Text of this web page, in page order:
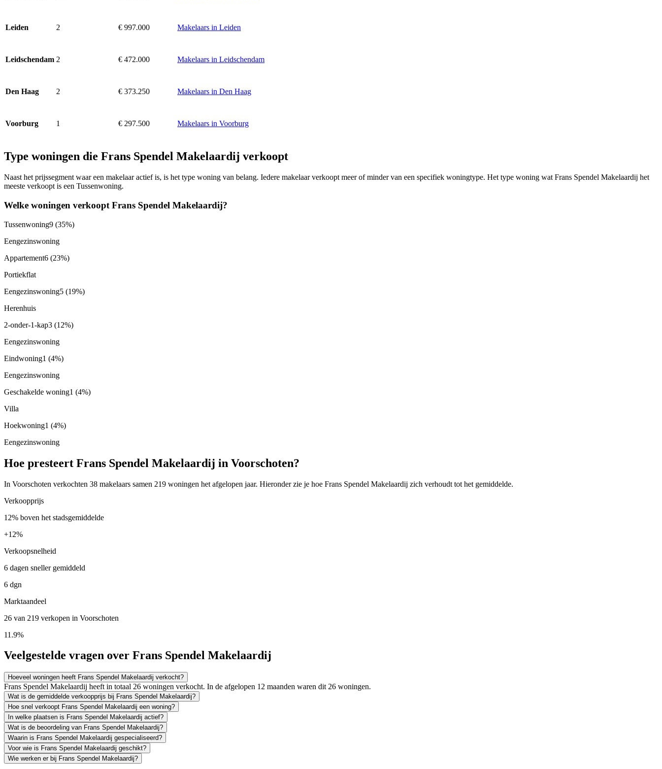
Leiden 2 € 997.000 Makelaars in Leiden
Leidschendam 2 € 472.000 Makelaars in Leidschendam
Den Haag 2 € 373.250 Makelaars in Den Haag
Voorburg 1 € 297.500 Makelaars in Voorburg
Type woningen die Frans Spendel Makelaardij verkoopt
Naast het prijssegment waar een makelaar actief is, is het type woning van belang. Iedere makelaar verkoopt meer of minder van een specifiek woningtype. Het type woning wat Frans Spendel Makelaardij het
meeste verkoopt is een Tussenwoning.
Welke woningen verkoopt Frans Spendel Makelaardij?
Tussenwoning9 (35%)
Eengezinswoning
Appartement6 (23%)
Portiekflat
Eengezinswoning5 (19%)
Herenhuis
2-onder-1-kap3 (12%)
Eengezinswoning
Eindwoning1 (4%)
Eengezinswoning
Geschakelde woning1 (4%)
Villa
Hoekwoning1 (4%)
Eengezinswoning
Hoe presteert Frans Spendel Makelaardij in Voorschoten?
In Voorschoten verkochten 38 makelaars samen 219 woningen het afgelopen jaar. Hieronder zie je hoe Frans Spendel Makelaardij zich verhoudt tot het gemiddelde.
Verkoopprijs
12% boven het stadsgemiddelde
+12%
Verkoopsnelheid
6 dagen sneller gemiddeld
6 dgn
Marktaandeel
26 van 219 verkopen in Voorschoten
11.9%
Veelgestelde vragen over Frans Spendel Makelaardij
Hoeveel woningen heeft Frans Spendel Makelaardij verkocht?
Frans Spendel Makelaardij heeft in totaal 26 woningen verkocht. In de afgelopen 12 maanden waren dit 26 woningen.
Wat is de gemiddelde verkoopprijs bij Frans Spendel Makelaardij?
Hoe snel verkoopt Frans Spendel Makelaardij een woning?
In welke plaatsen is Frans Spendel Makelaardij actief?
Wat is de beoordeling van Frans Spendel Makelaardij?
Waarin is Frans Spendel Makelaardij gespecialiseerd?
Voor wie is Frans Spendel Makelaardij geschikt?
Wie werken er bij Frans Spendel Makelaardij?